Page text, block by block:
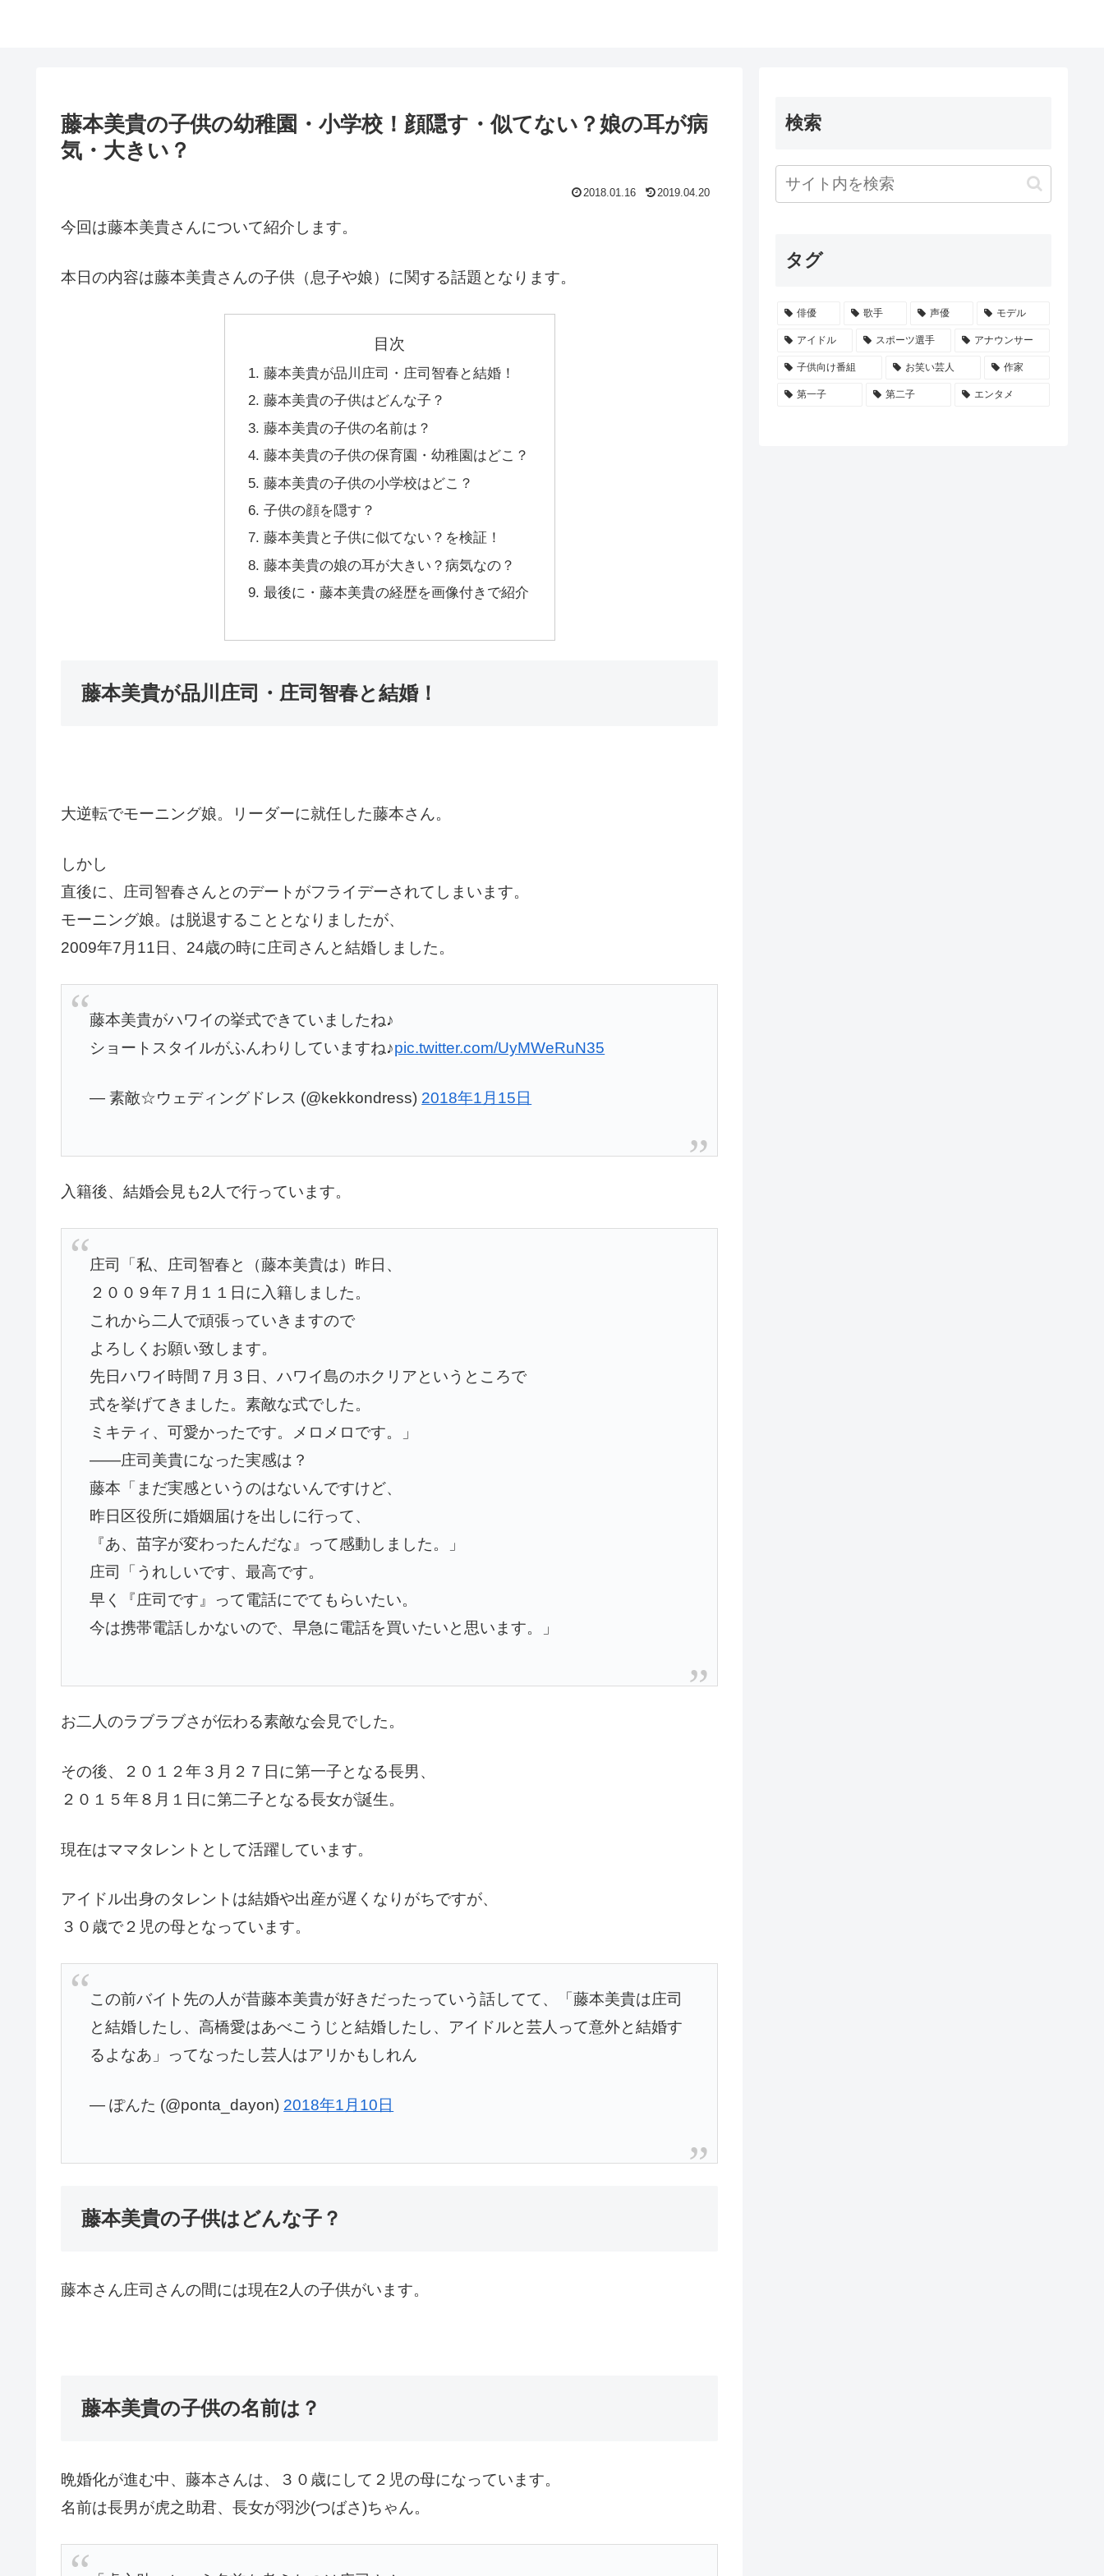
藤本美貴の子供の幼稚園・小学校！顔隠す・似てない？娘の耳が病
気・大きい？
2018.01.16 2019.04.20
今回は藤本美貴さんについて紹介します。
本日の内容は藤本美貴さんの子供（息子や娘）に関する話題となります。
目次
藤本美貴が品川庄司・庄司智春と結婚！
藤本美貴の子供はどんな子？
藤本美貴の子供の名前は？
藤本美貴の子供の保育園・幼稚園はどこ？
藤本美貴の子供の小学校はどこ？
子供の顔を隠す？
藤本美貴と子供に似てない？を検証！
藤本美貴の娘の耳が大きい？病気なの？
最後に・藤本美貴の経歴を画像付きで紹介
藤本美貴が品川庄司・庄司智春と結婚！
大逆転でモーニング娘。リーダーに就任した藤本さん。
しかし
直後に、 庄司智春さんとのデートがフライデーされてしまいます。
モーニング娘。は脱退することとなりましたが、
2009年7月11日、24歳の時に庄司さんと結婚しました。
藤本美貴がハワイの挙式できていましたね♪
ショートスタイルがふんわりしていますね♪pic.twitter.com/UyMWeRuN35
— 素敵☆ウェディングドレス (@kekkondress) 2018年1月15日
入籍後、結婚会見も2人で行っています。
庄司「私、庄司智春と（藤本美貴は）昨日、
２００９年７月１１日に入籍しました。
これから二人で頑張っていきますので
よろしくお願い致します。
先日ハワイ時間７月３日、ハワイ島のホクリアというところで
式を挙げてきました。素敵な式でした。
ミキティ、可愛かったです。メロメロです。」
——庄司美貴になった実感は？
藤本「まだ実感というのはないんですけど、
昨日区役所に婚姻届けを出しに行って、
『あ、苗字が変わったんだな』って感動しました。」
庄司「うれしいです、最高です。
早く『庄司です』って電話にでてもらいたい。
今は携帯電話しかないので、早急に電話を買いたいと思います。」
お二人のラブラブさが伝わる素敵な会見でした。
その後、２０１２年３月２７日に第一子となる長男、
２０１５年８月１日に第二子となる長女が誕生。
現在はママタレントとして活躍しています。
アイドル出身のタレントは結婚や出産が遅くなりがちですが、
３０歳で２児の母となっています。
この前バイト先の人が昔藤本美貴が好きだったっていう話してて、「藤本美貴は庄司
と結婚したし、高橋愛はあべこうじと結婚したし、アイドルと芸人って意外と結婚す
るよなあ」ってなったし芸人はアリかもしれん
— ぽんた (@ponta_dayon) 2018年1月10日
藤本美貴の子供はどんな子？
藤本さん庄司さんの間には現在2人の子供がいます。
藤本美貴の子供の名前は？
晩婚化が進む中、藤本さんは、３０歳にして２児の母になっています。
名前は長男が虎之助君、長女が羽沙(つばさ)ちゃん。
検索
タグ
俳優 歌手 声優 モデル
アイドル スポーツ選手 アナウンサー
子供向け番組 お笑い芸人 作家
第一子 第二子 エンタメ